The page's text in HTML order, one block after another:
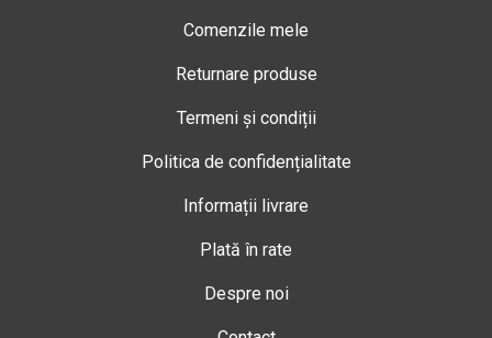
Comenzile mele
Returnare produse
Termeni și condiții
Politica de confidențialitate
Informații livrare
Plată în rate
Despre noi